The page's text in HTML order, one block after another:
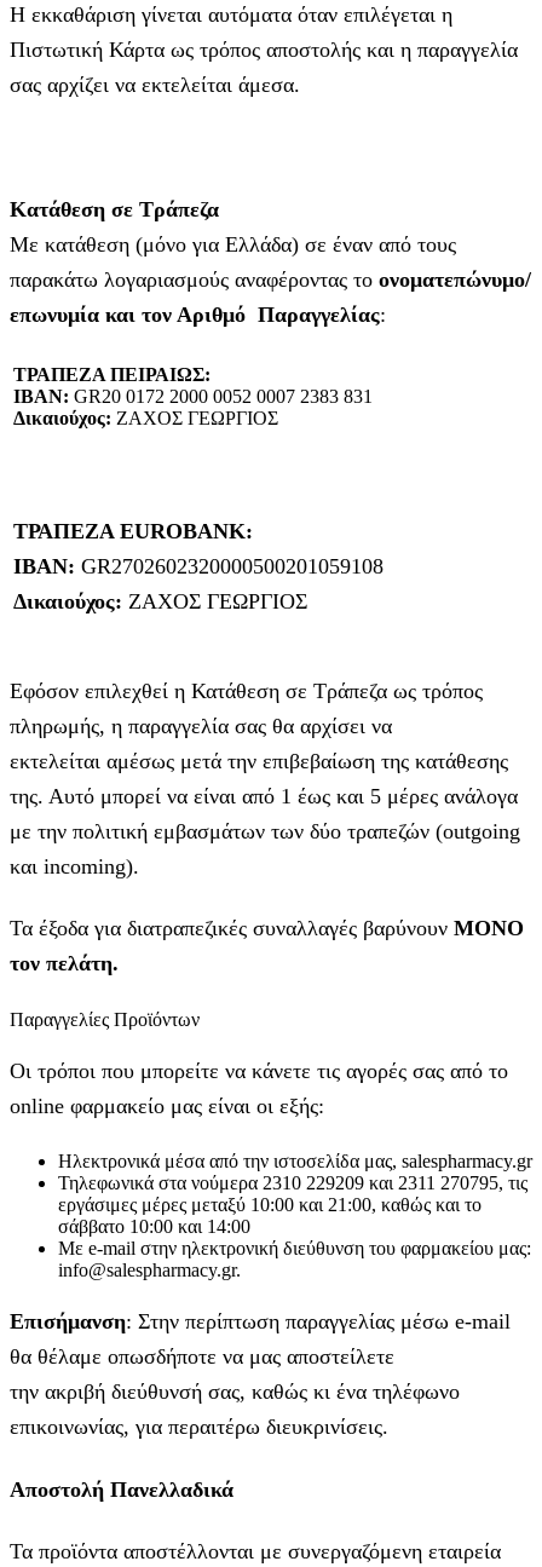
Η εκκαθάριση γίνεται αυτόματα όταν επιλέγεται η
Πιστωτική Κάρτα ως τρόπος αποστολής και η παραγγελία
σας αρχίζει να εκτελείται άμεσα.
Κατάθεση σε Τράπεζα
Με κατάθεση (μόνο για Ελλάδα) σε έναν από τους
παρακάτω λογαριασμούς αναφέροντας το ονοματεπώνυμο/
επωνυμία και τον Αριθμό Παραγγελίας:
ΤΡΑΠΕΖΑ ΠΕΙΡΑΙΩΣ:
IBAN: GR20 0172 2000 0052 0007 2383 831
Δικαιούχος: ΖΑΧΟΣ ΓΕΩΡΓΙΟΣ
ΤΡΑΠΕΖΑ EUROBANK:
IBAN: GR2702602320000500201059108
Δικαιούχος: ΖΑΧΟΣ ΓΕΩΡΓΙΟΣ
Εφόσον επιλεχθεί η Κατάθεση σε Τράπεζα ως τρόπος
πληρωμής, η παραγγελία σας θα αρχίσει να
εκτελείται αμέσως μετά την επιβεβαίωση της κατάθεσης
της. Αυτό μπορεί να είναι από 1 έως και 5 μέρες ανάλογα
με την πολιτική εμβασμάτων των δύο τραπεζών (outgoing
και incoming).
Τα έξοδα για διατραπεζικές συναλλαγές βαρύνουν MONO
τον πελάτη.
Παραγγελίες Προϊόντων
Οι τρόποι που μπορείτε να κάνετε τις αγορές σας από το
online φαρμακείο μας είναι οι εξής:
Ηλεκτρονικά μέσα από την ιστοσελίδα μας, salespharmacy.gr
Τηλεφωνικά στα νούμερα 2310 229209 και 2311 270795, τις
εργάσιμες μέρες μεταξύ 10:00 και 21:00, καθώς και το
σάββατο 10:00 και 14:00
Με e-mail στην ηλεκτρονική διεύθυνση του φαρμακείου μας:
info@salespharmacy.gr.
Επισήμανση: Στην περίπτωση παραγγελίας μέσω e-mail
θα θέλαμε οπωσδήποτε να μας αποστείλετε
την ακριβή διεύθυνσή σας, καθώς κι ένα τηλέφωνο
επικοινωνίας, για περαιτέρω διευκρινίσεις.
Αποστολή Πανελλαδικά
Τα προϊόντα αποστέλλονται με συνεργαζόμενη εταιρεία